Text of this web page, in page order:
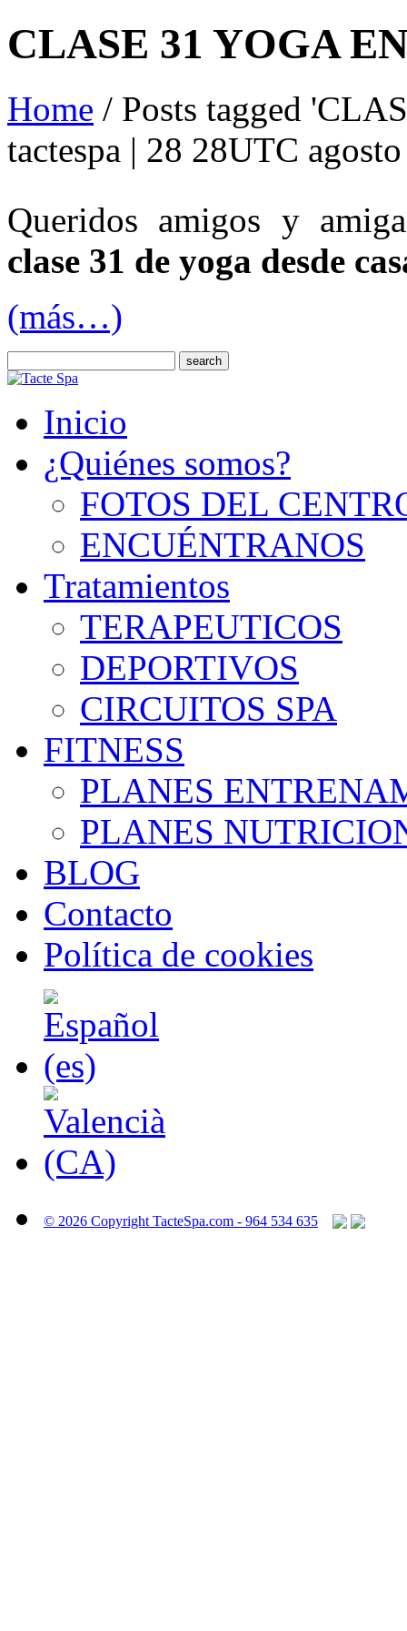
CLASE 31 YOGA
Home / Posts tagged
tactespa | 28 28UTC
Queridos amigos y
clase 31 de yoga desde
(más…)
Inicio
¿Quiénes somos?
FOTOS DEL
ENCUÉNTRANOS
Tratamientos
TERAPEUTICOS
DEPORTIVOS
CIRCUITOS SPA
FITNESS
PLANES
PLANES
BLOG
Contacto
Política de cookies
© 2026 Copyright TacteSpa.com - 964 534 635